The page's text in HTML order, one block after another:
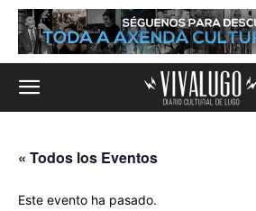
« Todos los Eventos
Este evento ha pasado.